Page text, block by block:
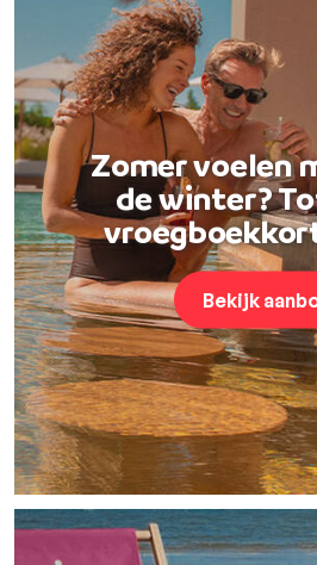
Zomer voelen
de winter?
Bekijk